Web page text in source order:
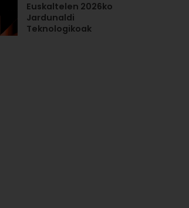
Euskaltelen 2026ko
Jardunaldi
Teknologikoak